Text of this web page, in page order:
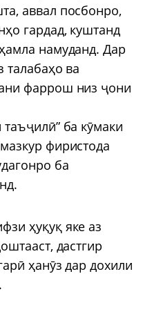
аввал посбонро,
гардад, куштанд
намуданд. Дар
талабаҳо ва
фаррош низ ҷони
ба кӯмаки
фиристода
ба
ҳуқуқ яке аз
дастгир
ҳанӯз дар дохили